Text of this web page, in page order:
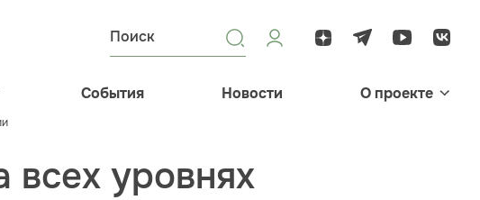
События Новости О проекте
всех уровнях